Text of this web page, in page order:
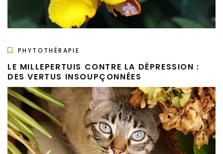
PHYTOTHÉRAPIE
LE MILLEPERTUIS CONTRE LA DÉPRESSION :
DES VERTUS INSOUPÇONNÉES